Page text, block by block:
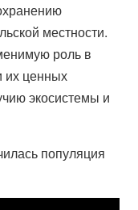
местности.
роль в
их ценных
экосистемы и
популяция